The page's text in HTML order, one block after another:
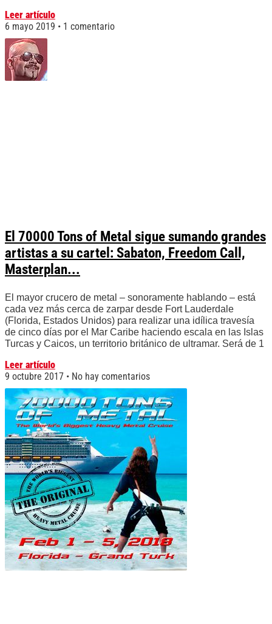
Leer artículo
6 mayo 2019
1 comentario
El 70000 Tons of Metal sigue sumando grandes
artistas a su cartel: Sabaton, Freedom Call,
Masterplan...
El mayor crucero de metal – sonoramente hablando – está
cada vez más cerca de zarpar desde Fort Lauderdale
(Florida, Estados Unidos) para realizar una idílica travesía
de cinco días por el Mar Caribe haciendo escala en las Islas
Turcas y Caicos, un territorio británico de ultramar. Será de 1
Leer artículo
9 octubre 2017
No hay comentarios